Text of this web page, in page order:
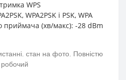
WPS
WPA2PSK і PSK, WPA
приймача (хв/макс): -28 dBm
стан на фото. Повністю
робочий